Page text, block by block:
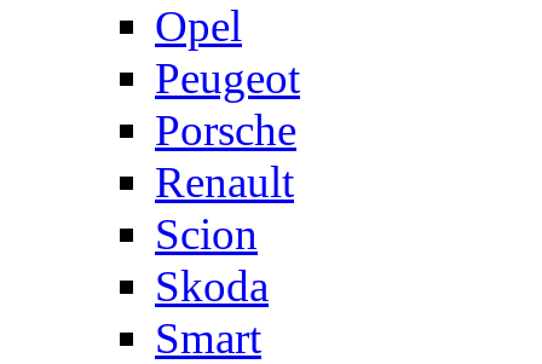
Opel
Peugeot
Porsche
Renault
Scion
Skoda
Smart